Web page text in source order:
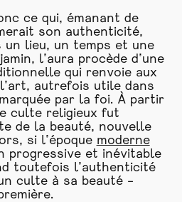
ce qui, émanant de
son authenticité,
lieu, un temps et une
l’aura procède d’une
qui renvoie aux
autrefois utile dans
par la foi. À partir
culte religieux fut
de la beauté, nouvelle
si l’époque moderne
progressive et inévitable
toutefois l’authenticité
culte à sa beauté –